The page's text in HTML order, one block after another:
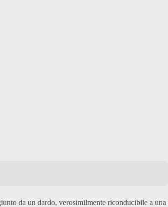
da un dardo, verosimilmente riconducibile a una